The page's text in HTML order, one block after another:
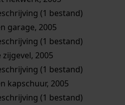
(1 bestand)
garage, 2005
(1 bestand)
2005
(1 bestand)
kapschuur, 2005
(1 bestand)